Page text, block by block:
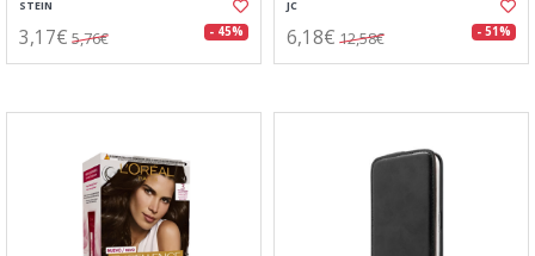
STEIN
3,17€ 5,76€ - 45%
JC
6,18€ 12,58€ - 51%